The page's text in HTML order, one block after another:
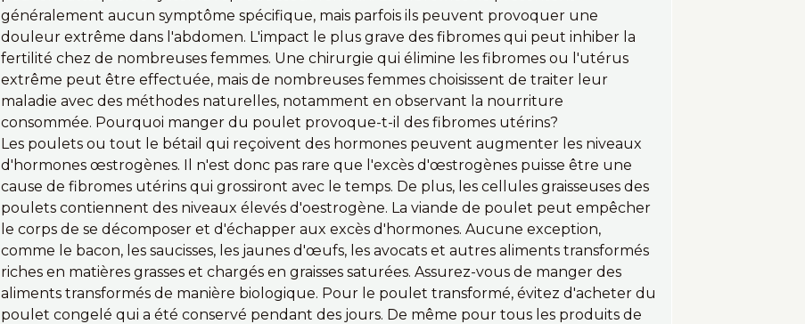
généralement aucun symptôme spécifique, mais parfois ils peuvent provoquer une
douleur extrême dans l'abdomen. L'impact le plus grave des fibromes qui peut inhiber la
fertilité chez de nombreuses femmes. Une chirurgie qui élimine les fibromes ou l'utérus
extrême peut être effectuée, mais de nombreuses femmes choisissent de traiter leur
maladie avec des méthodes naturelles, notamment en observant la nourriture
consommée. Pourquoi manger du poulet provoque-t-il des fibromes utérins?
Les poulets ou tout le bétail qui reçoivent des hormones peuvent augmenter les niveaux
d'hormones œstrogènes. Il n'est donc pas rare que l'excès d'œstrogènes puisse être une
cause de fibromes utérins qui grossiront avec le temps. De plus, les cellules graisseuses des
poulets contiennent des niveaux élevés d'oestrogène. La viande de poulet peut empêcher
le corps de se décomposer et d'échapper aux excès d'hormones. Aucune exception,
comme le bacon, les saucisses, les jaunes d'œufs, les avocats et autres aliments transformés
riches en matières grasses et chargés en graisses saturées. Assurez-vous de manger des
aliments transformés de manière biologique. Pour le poulet transformé, évitez d'acheter du
poulet congelé qui a été conservé pendant des jours. De même pour tous les produits de